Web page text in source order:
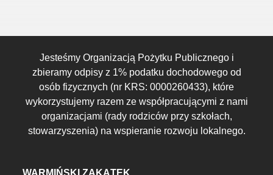
Jesteśmy Organizacją Pożytku Publicznego i
zbieramy odpisy z 1% podatku dochodowego od
osób fizycznych (nr KRS: 0000260433), które
wykorzystujemy razem ze współpracującymi z nami
organizacjami (rady rodziców przy szkołach,
stowarzyszenia) na wspieranie rozwoju lokalnego.
WARMIŃSKI ZAKĄTEK